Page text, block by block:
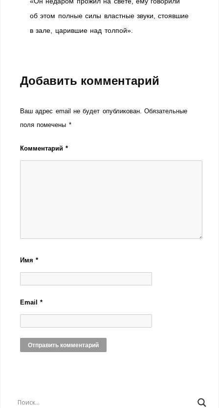
об этом полные силы властные звуки, стоявшие
в зале, царившие над толпой».
Добавить комментарий
Ваш адрес email не будет опубликован. Обязательные
поля помечены *
Комментарий*
Имя*
Email*